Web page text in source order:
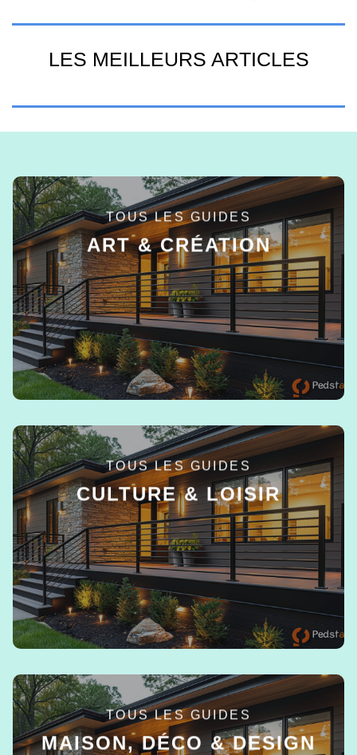
LES MEILLEURS ARTICLES
TOUS LES GUIDES
ART & CRÉATION
EN SAVOIR +
TOUS LES GUIDES
CULTURE & LOISIR
EN SAVOIR +
TOUS LES GUIDES
MAISON, DÉCO & DESIGN